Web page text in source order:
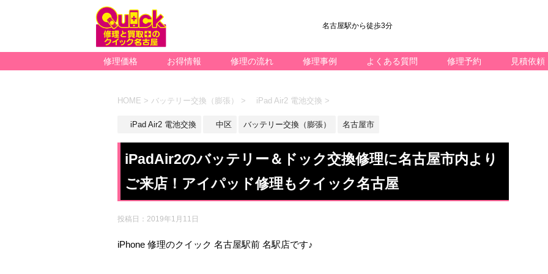
名古屋駅から徒歩3分
修理価格 お得情報 修理の流れ 修理事例 よくある質問 修理予約 見積依頼
HOME > バッテリー交換（膨張） > iPad Air2 電池交換 >
iPad Air2 電池交換 中区 バッテリー交換（膨張） 名古屋市
iPadAir2のバッテリー＆ドック交換修理に名古屋市内より
ご来店！アイパッド修理もクイック名古屋
投稿日： 2019年1月11日
iPhone 修理のクイック 名古屋駅前 名駅店です♪